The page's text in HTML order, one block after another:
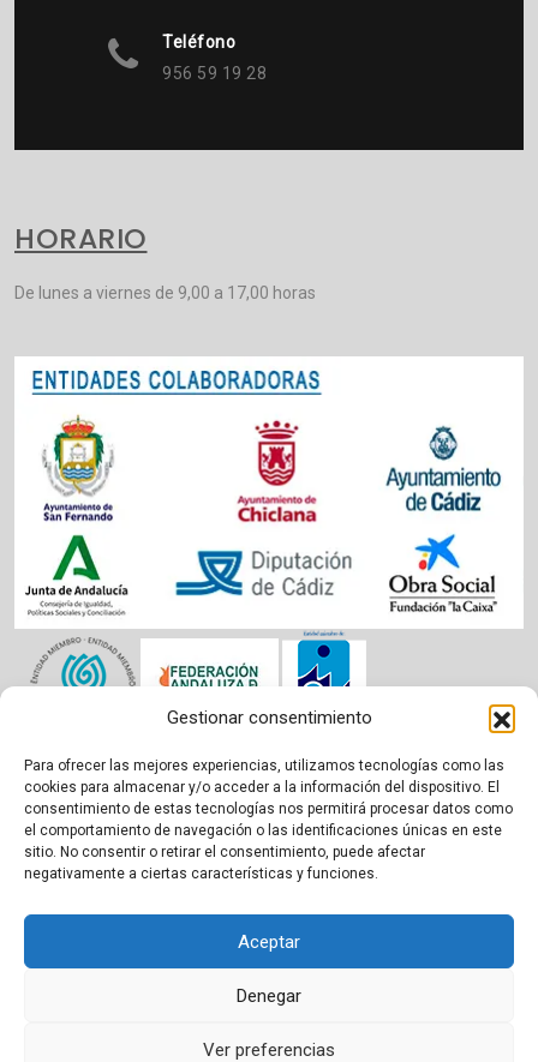
Gestionar consentimiento
Para ofrecer las mejores experiencias, utilizamos tecnologías como las
cookies para almacenar y/o acceder a la información del dispositivo. El
consentimiento de estas tecnologías nos permitirá procesar datos como
el comportamiento de navegación o las identificaciones únicas en este
sitio. No consentir o retirar el consentimiento, puede afectar
negativamente a ciertas características y funciones.
Aceptar
Denegar
Ver preferencias
Teléfono
956 59 19 28
HORARIO
De lunes a viernes de 9,00 a 17,00 horas
Aviso legal|Política de cookies|Privacidad
Proudly powered by WordPress|Theme: